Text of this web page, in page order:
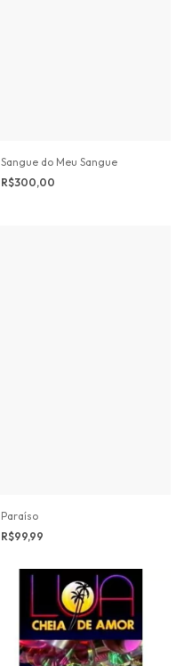
Sangue do Meu Sangue
R$300,00
Paraíso
R$99,99